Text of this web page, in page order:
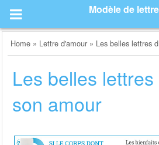
content
Modèle de lettre
Home » Lettre d'amour » Les belles lettres
Les belles
son amour